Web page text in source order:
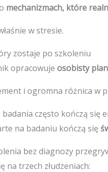
mechanizmach, które
w stresie.
zostaje po szkoleniu
opracowuje osobisty
i ogromna różnica w
często kończą się
na badaniu kończą się
bez diagnozy
na trzech złudzeniach: